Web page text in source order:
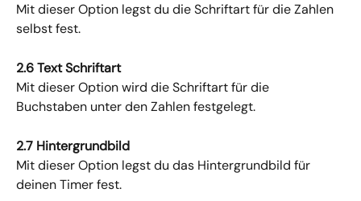
Mit dieser Option legst du die Schriftart für die Zahlen
selbst fest.
2.6 Text Schriftart
Mit dieser Option wird die Schriftart für die
Buchstaben unter den Zahlen festgelegt.
2.7 Hintergrundbild
Mit dieser Option legst du das Hintergrundbild für
deinen Timer fest.